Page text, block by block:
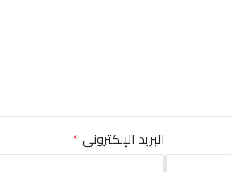
البريد الإلكتروني*